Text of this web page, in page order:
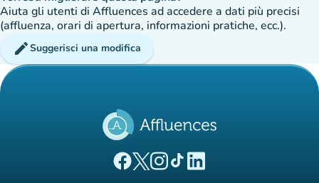
Aiuta gli utenti di Affluences ad accedere a dati più precisi
(affluenza, orari di apertura, informazioni pratiche, ecc.).
editSuggerisci una modifica
(nuova scheda)
(nuova scheda)
(nuova scheda)
(nuova scheda)